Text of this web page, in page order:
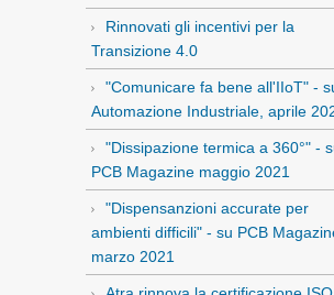
Rinnovati gli incentivi per la
Transizione 4.0
"Comunicare fa bene all'IIoT" -
Automazione Industriale, aprile
"Dissipazione termica a 360°" -
PCB Magazine maggio 2021
"Dispensanzioni accurate per
ambienti difficili" - su PCB
marzo 2021